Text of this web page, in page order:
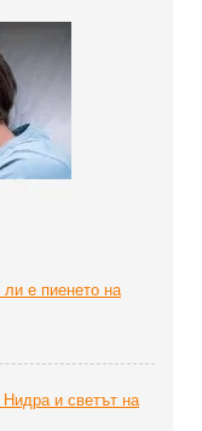
е пиенето на
и светът на